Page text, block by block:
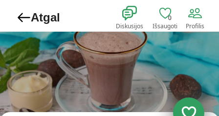
Atgal
Diskusijos
0
Išsaugoti Profilis